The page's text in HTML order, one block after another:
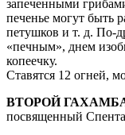
запеченными
печенье могут быть
петушков и т. д. По-
«печным», днем
копеечку.
Ставятся 12 огней,
ВТОРОЙ
посвященный